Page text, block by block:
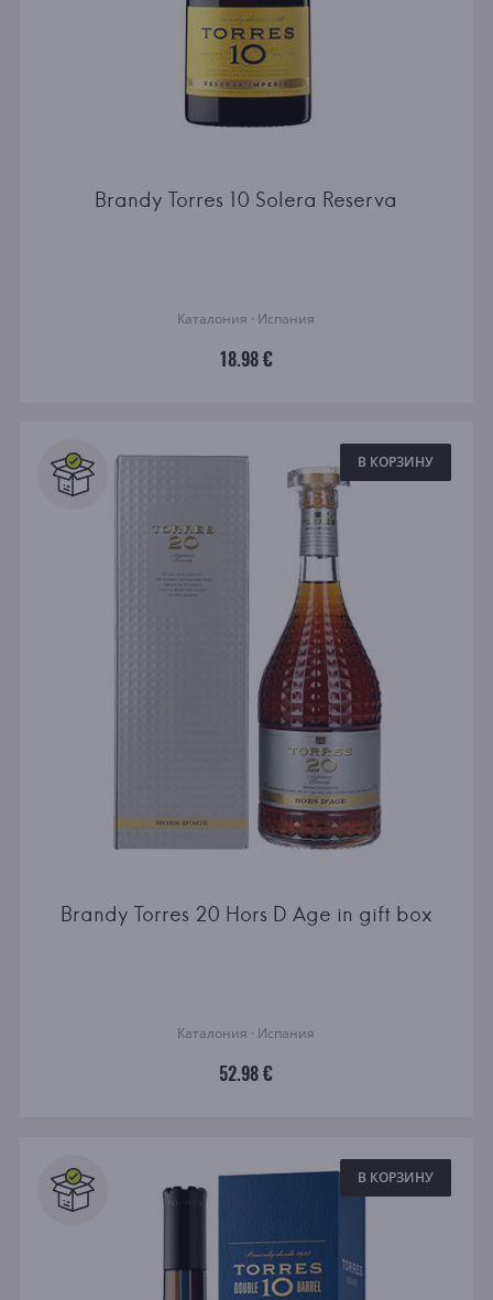
Brandy Torres 10 Solera Reserva
Каталония · Испания
18.98 €
В КОРЗИНУ
Brandy Torres 20 Hors D Age in gift box
Каталония · Испания
52.98 €
В КОРЗИНУ